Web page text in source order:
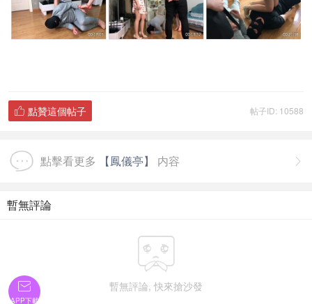
帖子ID: 10588
 點贊這個帖子

點擊看更多 【鳳儀亭】 内容
暫無評論

暫無評論, 快來搶沙發

APP下載